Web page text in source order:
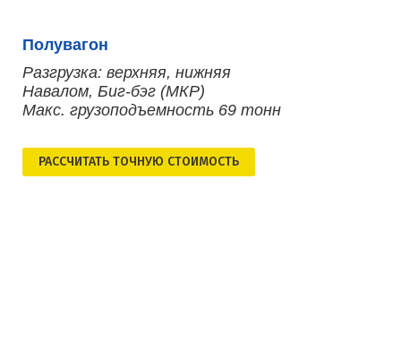
Полувагон
Разгрузка: верхняя, нижняя
Навалом, Биг-бэг (МКР)
Макс. грузоподъемность 69 тонн
РАСCЧИТАТЬ ТОЧНУЮ СТОИМОСТЬ